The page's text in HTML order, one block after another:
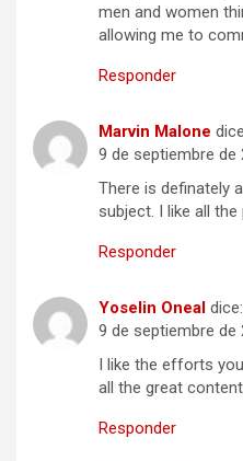
men and women
allowing me to
Responder
Marvin Malone
9 de septiembre de
There is definately
subject. I like all
Responder
Yoselin Oneal dice:
9 de septiembre de
I like the efforts
all the great
Responder